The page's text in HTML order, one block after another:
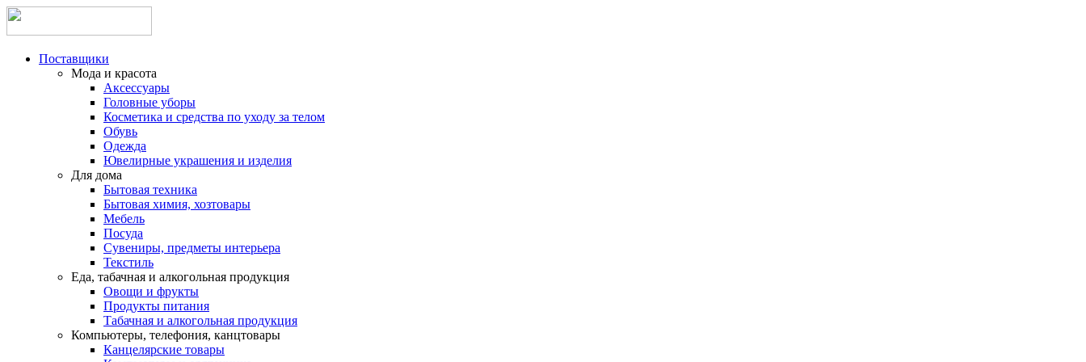
Поставщики
Мода и красота
Аксессуары
Головные уборы
Косметика и средства по уходу за телом
Обувь
Одежда
Ювелирные украшения и изделия
Для дома
Бытовая техника
Бытовая химия, хозтовары
Мебель
Посуда
Сувениры, предметы интерьера
Текстиль
Еда, табачная и алкогольная продукция
Овощи и фрукты
Продукты питания
Табачная и алкогольная продукция
Компьютеры, телефония, канцтовары
Канцелярские товары